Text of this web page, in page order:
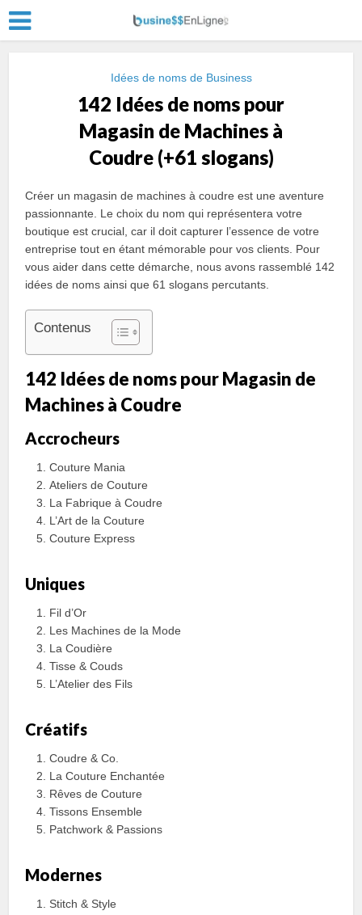
Idées de noms de Business
142 Idées de noms pour
Magasin de Machines à
Coudre (+61 slogans)
Créer un magasin de machines à coudre est une aventure
passionnante. Le choix du nom qui représentera votre
boutique est crucial, car il doit capturer l’essence de votre
entreprise tout en étant mémorable pour vos clients. Pour
vous aider dans cette démarche, nous avons rassemblé 142
idées de noms ainsi que 61 slogans percutants.
Contenus
142 Idées de noms pour Magasin de
Machines à Coudre
Accrocheurs
Couture Mania
Ateliers de Couture
La Fabrique à Coudre
L’Art de la Couture
Couture Express
Uniques
Fil d’Or
Les Machines de la Mode
La Coudière
Tisse & Couds
L’Atelier des Fils
Créatifs
Coudre & Co.
La Couture Enchantée
Rêves de Couture
Tissons Ensemble
Patchwork & Passions
Modernes
Stitch & Style